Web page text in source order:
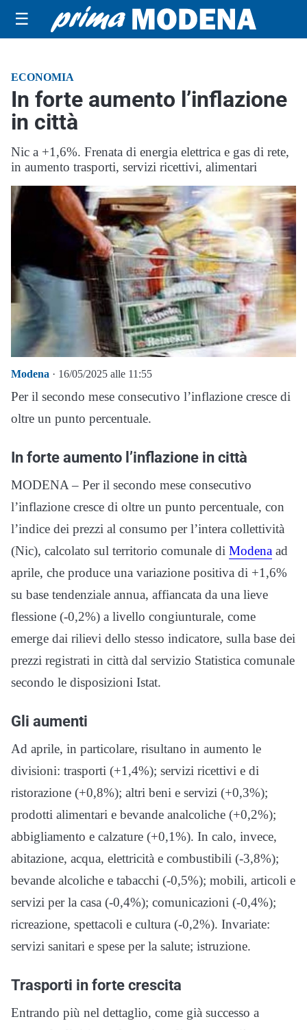
☰
ECONOMIA
In forte aumento l’inflazione
in città
Nic a +1,6%. Frenata di energia elettrica e gas di rete,
in aumento trasporti, servizi ricettivi, alimentari
Modena · 16/05/2025 alle 11:55
Per il secondo mese consecutivo l’inflazione cresce di
oltre un punto percentuale.
In forte aumento l’inflazione in città
MODENA – Per il secondo mese consecutivo
l’inflazione cresce di oltre un punto percentuale, con
l’indice dei prezzi al consumo per l’intera collettività
(Nic), calcolato sul territorio comunale di Modena ad
aprile, che produce una variazione positiva di +1,6%
su base tendenziale annua, affiancata da una lieve
flessione (-0,2%) a livello congiunturale, come
emerge dai rilievi dello stesso indicatore, sulla base dei
prezzi registrati in città dal servizio Statistica comunale
secondo le disposizioni Istat.
Gli aumenti
Ad aprile, in particolare, risultano in aumento le
divisioni: trasporti (+1,4%); servizi ricettivi e di
ristorazione (+0,8%); altri beni e servizi (+0,3%);
prodotti alimentari e bevande analcoliche (+0,2%);
abbigliamento e calzature (+0,1%). In calo, invece,
abitazione, acqua, elettricità e combustibili (-3,8%);
bevande alcoliche e tabacchi (-0,5%); mobili, articoli e
servizi per la casa (-0,4%); comunicazioni (-0,4%);
ricreazione, spettacoli e cultura (-0,2%). Invariate:
servizi sanitari e spese per la salute; istruzione.
Trasporti in forte crescita
Entrando più nel dettaglio, come già successo a